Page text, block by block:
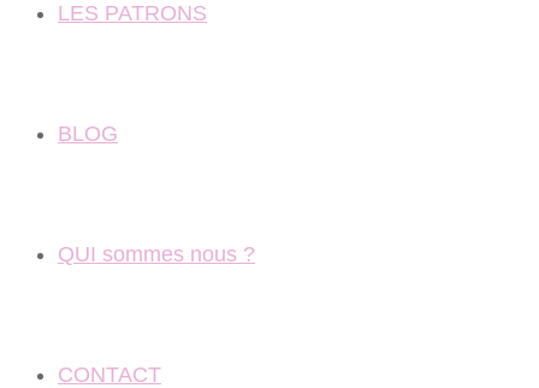
LES PATRONS
BLOG
QUI sommes nous ?
CONTACT